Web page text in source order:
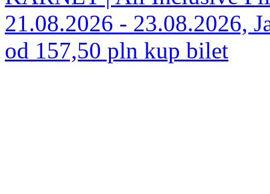
21.08.2026 - 23.08.2026,
od 157,50 pln kup bilet